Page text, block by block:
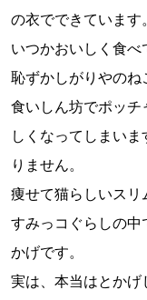
の衣でできています。
いつかおいしく食べ
恥ずかしがりやのね
食いしん坊でポッ
しくなってしまい
りません。
痩せて猫らしいスリ
すみっコぐらしの中
かげです。
実は、本当はとかげ